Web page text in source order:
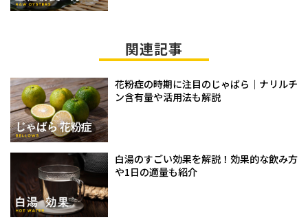
関連記事
花粉症の時期に注目のじゃばら｜ナリルチ
ン含有量や活用法も解説
白湯のすごい効果を解説！効果的な飲み方
や1日の適量も紹介